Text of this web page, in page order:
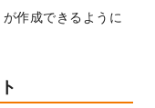
が作成できるように
作方法3選！